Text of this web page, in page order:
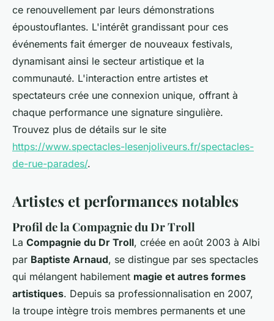
ce renouvellement par leurs démonstrations
époustouflantes. L'intérêt grandissant pour ces
événements fait émerger de nouveaux festivals,
dynamisant ainsi le secteur artistique et la
communauté. L'interaction entre artistes et
spectateurs crée une connexion unique, offrant à
chaque performance une signature singulière.
Trouvez plus de détails sur le site
https://www.spectacles-lesenjoliveurs.fr/spectacles-
de-rue-parades/.
Artistes et performances notables
Profil de la Compagnie du Dr Troll
La Compagnie du Dr Troll, créée en août 2003 à Albi
par Baptiste Arnaud, se distingue par ses spectacles
qui mélangent habilement magie et autres formes
artistiques. Depuis sa professionnalisation en 2007,
la troupe intègre trois membres permanents et une